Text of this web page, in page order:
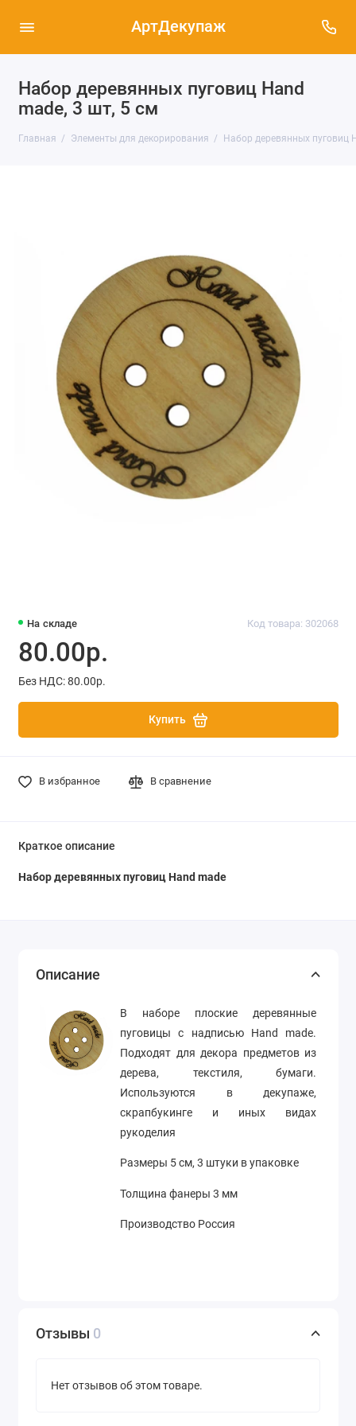
АртДекупаж
Набор деревянных пуговиц Hand
made, 3 шт, 5 см
Главная Элементы для декорирования Набор деревянных пуговиц
На складе Код товара: 302068
80.00р.
Без НДС: 80.00р.
Купить
В избранное В сравнение
Краткое описание
Набор деревянных пуговиц Hand made
Описание
В наборе плоские деревянные
пуговицы с надписью Hand made.
Подходят для декора предметов из
дерева, текстиля, бумаги.
Используются в декупаже,
скрапбукинге и иных видах
рукоделия
Размеры 5 см, 3 штуки в упаковке
Толщина фанеры 3 мм
Производство Россия
Отзывы 0
Нет отзывов об этом товаре.